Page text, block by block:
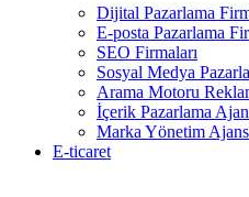
Dijital Pazarlama
E-posta Pazarlama
SEO Firmaları
Sosyal Medya
Arama Motoru
İçerik Pazarlama
Marka Yönetim
E-ticaret